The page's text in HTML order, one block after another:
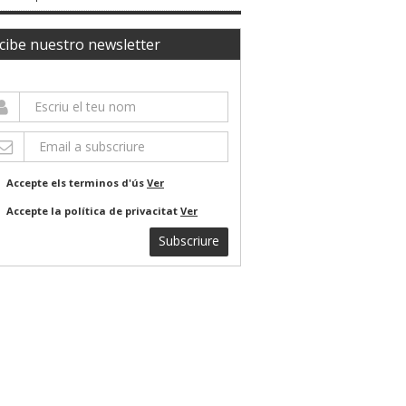
nuestro newsletter
Accepte els terminos d'ús Ver
Accepte la política de privacitat Ver
Subscriure